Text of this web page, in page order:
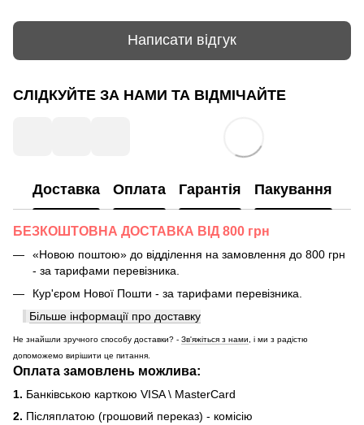
Написати відгук
СЛІДКУЙТЕ ЗА НАМИ ТА ВІДМІЧАЙТЕ
Доставка Оплата Гарантія Пакування
БЕЗКОШТОВНА ДОСТАВКА ВІД 800 грн
«Новою поштою» до відділення на замовлення до 800 грн
- за тарифами перевізника.
Кур'єром Нової Пошти - за тарифами перевізника.
Більше інформації про доставку
Не знайшли зручного способу доставки? - Зв'яжіться з нами, і ми з радістю
допоможемо вирішити це питання.
Оплата замовлень можлива:
1. Банківською карткою VISA \ MasterCard
2. Післяплатою (грошовий переказ) - комісію